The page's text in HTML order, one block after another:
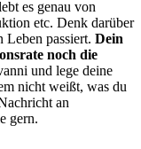
es genau von
etc. Denk darüber
Leben passiert. Dein
noch die
und lege deine
nicht weißt, was du
an
gern.